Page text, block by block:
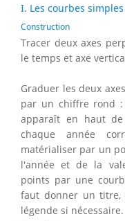
I. Les courbes simples
Construction
Tracer deux axes
le temps et axe
Graduer les deux
par un chiffre rond :
apparaît en haut de
chaque année
matérialiser par un
l'année et de la
points par une
faut donner un titre,
légende si nécessaire.